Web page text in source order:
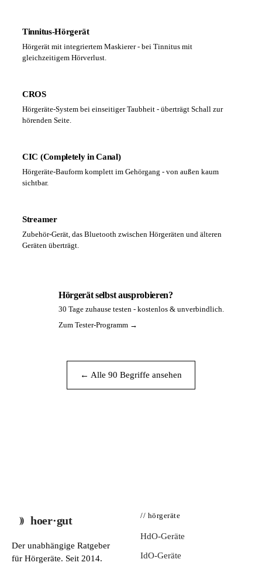
Tinnitus-Hörgerät
Hörgerät mit integriertem Maskierer - bei Tinnitus mit
gleichzeitigem Hörverlust.
CROS
Hörgeräte-System bei einseitiger Taubheit - überträgt Schall zur
hörenden Seite.
CIC (Completely in Canal)
Hörgeräte-Bauform komplett im Gehörgang - von außen kaum
sichtbar.
Streamer
Zubehör-Gerät, das Bluetooth zwischen Hörgeräten und älteren
Geräten überträgt.
Hörgerät selbst ausprobieren?
30 Tage zuhause testen - kostenlos & unverbindlich.
Zum Tester-Programm →
← Alle 90 Begriffe ansehen
hoer·gut
Der unabhängige Ratgeber
für Hörgeräte. Seit 2014.
// hörgeräte
HdO-Geräte
IdO-Geräte